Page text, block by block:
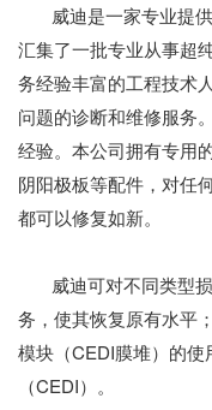
威迪是一家专业提供
汇集了一批专业从事超
务经验丰富的工程技术
问题的诊断和维修服务
经验。本公司拥有专用
阴阳极板等配件，对任
都可以修复如新。
威迪可对不同类型
务，使其恢复原有水平
模块（CEDI膜堆）的
（CEDI）。